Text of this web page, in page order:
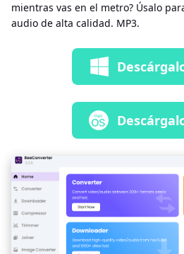
mientras vas en el metro? Úsalo
audio de alta calidad. MP3.